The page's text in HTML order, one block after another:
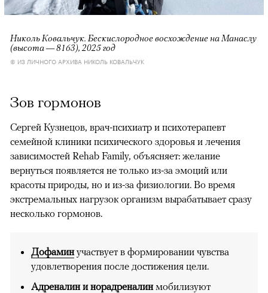
Николь Ковальчук. Бескислородное восхождение на Манаслу
(высота — 8163), 2025 год
© ИЗ ЛИЧНОГО АРХИВА НИКОЛЬ КОВАЛЬЧУК
Зов гормонов
Сергей Кузнецов, врач-психиатр и психотерапевт
семейной клиники психического здоровья и лечения
зависимостей Rehab Family, объясняет: желание
вернуться появляется не только из-за эмоций или
красоты природы, но и из-за физиологии. Во время
экстремальных нагрузок организм вырабатывает сразу
несколько гормонов.
Дофаминучаствует в формировании чувства
удовлетворения после достижения цели.
Адреналин и норадреналинмобилизуют